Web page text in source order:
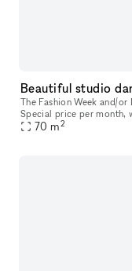
The Fashion Week and/
Special price per month,
Paris is perfectly suited
70 m2